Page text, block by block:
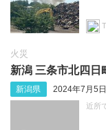
火災
新潟 三条市北四日
新潟県 2024年7月5
近所